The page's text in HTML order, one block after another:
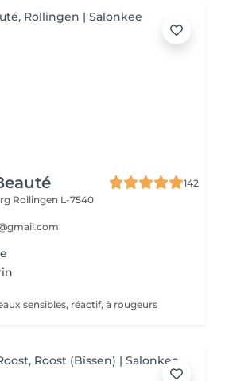
142
Rollingen L-7540
sensibles, réactif, à rougeurs